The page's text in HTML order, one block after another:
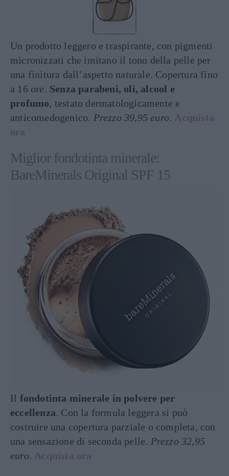
Un prodotto leggero e traspirante, con pigmenti
micronizzati che imitano il tono della pelle per
una finitura dall’aspetto naturale. Copertura fino
a 16 ore. Senza parabeni, oli, alcool e
profumo, testato dermatologicamente e
anticomedogenico. Prezzo 39,95 euro. Acquista
ora
Miglior fondotinta minerale:
BareMinerals Original SPF 15
Il fondotinta minerale in polvere per
eccellenza. Con la formula leggera si può
costruire una copertura parziale o completa, con
una sensazione di seconda pelle. Prezzo 32,95
euro. Acquista ora